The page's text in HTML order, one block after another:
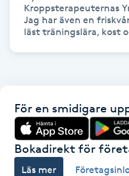
Gellack
Gravidyoga
Gruppträning
Kroppsterapeuternas
Jag har även en
För en smidigare
Bokadirekt för
Läs mer